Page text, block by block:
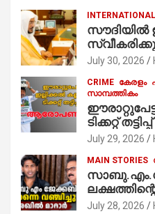
കുര്യൻ
INTERNATIONAL
സൗദിയില്‍
മുസ്ലിം’
July 30, 2026
CRIME കേരളം
സാമ്പത്തികം
ടിക്കറ്റ്
July 29, 2026
MAIN STORIES
July 28, 2026